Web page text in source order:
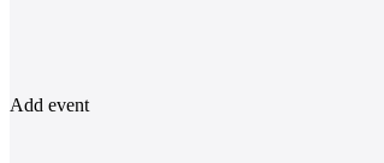
Add event